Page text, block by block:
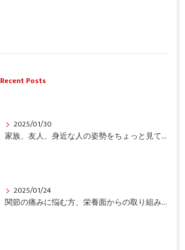
Recent Posts
2025/01/30
家族、友人、身近な人の姿勢をちょっと見てみませんか？
2025/01/24
関節の痛みに悩む方、栄養面からの取り組みも重要ですよ！